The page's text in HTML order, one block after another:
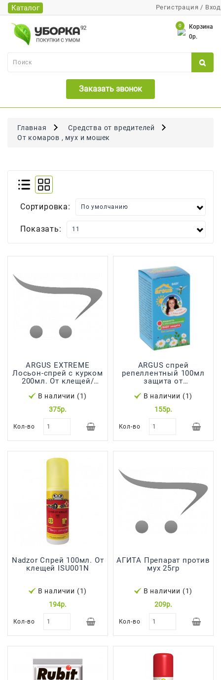
Регистрация / Вход
Заказать звонок
Корзина
0
0р.
Каталог
Каталог
Банки
Бумажная
Бритья
Для
Волос
Тела
Для
И
Домашнее
Консервирование
Одноразовая
Освежители
Парфюмерия,
Вода
Средства Для
Посудомоечных
Для
Стирки
Средства
Обувью
Хозтовары
Главная
Средства от вредителей
От комаров , мух и мошек
Сортировка:
Показать:
ARGUS EXTREME
Лосьон-спрей с курком
200мл. От клещей/
слепней (на кожу) A-15
В наличии (1)
375р.
Кол-во
ARGUS спрей
репеллентный 100мл
защита от
В наличии (1)
155р.
Кол-во
Nadzor Спрей 100мл. От
клещей ISU001N
В наличии (1)
194р.
Кол-во
АГИТА Препарат против
мух 25гр
В наличии (1)
209р.
Кол-во